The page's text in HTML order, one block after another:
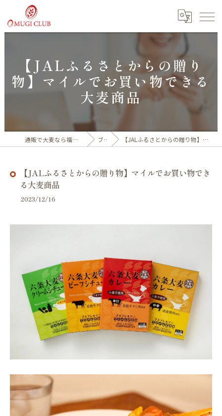
【JALふるさとからの贈り
物】マイルでお買い物できる
大麦商品
通販で大麦なら福井産100%の大麦倶楽部 ブログ 【JALふるさとからの贈り物】マイルでお買い物できる大麦商品
【JALふるさとからの贈り物】マイルでお買い物でき
る大麦商品
2023/12/16